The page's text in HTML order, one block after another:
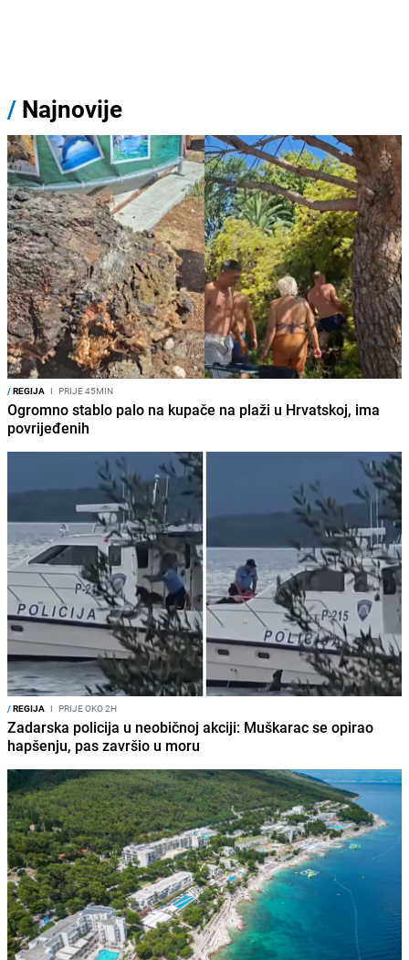
/ Najnovije
/REGIJA I PRIJE 45MIN
Ogromno stablo palo na kupače na plaži u Hrvatskoj, ima
povrijeđenih
/REGIJA I PRIJE OKO 2H
Zadarska policija u neobičnoj akciji: Muškarac se opirao
hapšenju, pas završio u moru